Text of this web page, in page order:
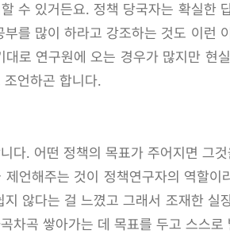
수 있거든요. 정책 당국자는 확실한
를 많이 하라고 강조하는 것도 이런
대로 연구원에 오는 경우가 많지만 현
언하곤 합니다.
다. 어떤 정책의 목표가 주어지면 그
언해주는 것이 정책연구자의 역할
않다는 걸 느꼈고 그래서 조재한
차곡 쌓아가는 데 목표를 두고 스스